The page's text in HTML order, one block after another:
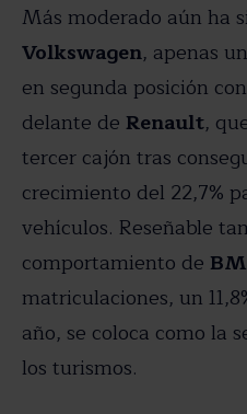
Más moderado aún ha
Volkswagen, apenas
en segunda posición
delante de Renault,
tercer cajón tras
crecimiento del 22,7%
vehículos. Reseñable
comportamiento de
matriculaciones, un
año, se coloca como la
los turismos.